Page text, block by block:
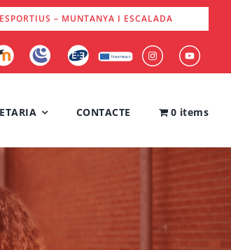
– MUNTANYA I ESCALADA
CONTACTE 0 items